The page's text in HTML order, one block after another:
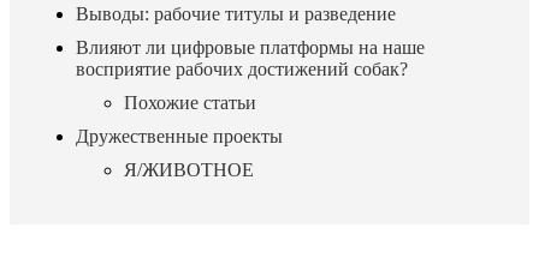
Выводы: рабочие титулы и разведение
Влияют ли цифровые платформы на наше
восприятие рабочих достижений собак?
Похожие статьи
Дружественные проекты
Я/ЖИВОТНОЕ